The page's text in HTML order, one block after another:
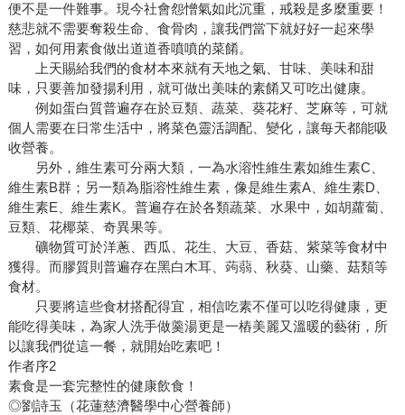
便不是一件難事。現今社會怨憎氣如此沉重，戒殺是多麼重要！
慈悲就不需要奪殺生命、食骨肉，讓我們當下就好好一起來學
習，如何用素食做出道道香噴噴的菜餚。
上天賜給我們的食材本來就有天地之氣、甘味、美味和甜
味，只要善加發揚利用，就可做出美味的素餚又可吃出健康。
例如蛋白質普遍存在於豆類、蔬菜、葵花籽、芝麻等，可就
個人需要在日常生活中，將菜色靈活調配、變化，讓每天都能吸
收營養。
另外，維生素可分兩大類，一為水溶性維生素如維生素C、
維生素B群；另一類為脂溶性維生素，像是維生素A、維生素D、
維生素E、維生素K。普遍存在於各類蔬菜、水果中，如胡蘿蔔、
豆類、花椰菜、奇異果等。
礦物質可於洋蔥、西瓜、花生、大豆、香菇、紫菜等食材中
獲得。而膠質則普遍存在黑白木耳、蒟蒻、秋葵、山藥、菇類等
食材。
只要將這些食材搭配得宜，相信吃素不僅可以吃得健康，更
能吃得美味，為家人洗手做羹湯更是一樁美麗又溫暖的藝術，所
以讓我們從這一餐，就開始吃素吧！
作者序2
素食是一套完整性的健康飲食！
◎劉詩玉（花蓮慈濟醫學中心營養師）